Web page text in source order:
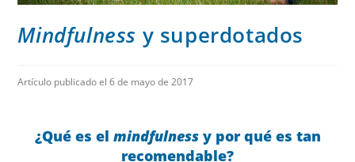
Mindfulness y superdotados
Artículo publicado el 6 de mayo de 2017
¿Qué es el mindfulnessy por qué es tan
recomendable?